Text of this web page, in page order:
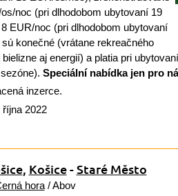
noc (pri dlhodobom ubytovaní 19
EUR/noc (pri dlhodobom ubytovaní
konečné (vrátane rekreačného
aj energií) a platia pri
Speciální nabídka jen pro
inzerce.
října 2022
, Košice-Staré Město
hora/ Abov